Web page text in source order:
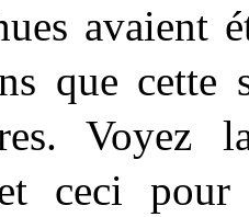
avaient
que cette
Voyez
ceci pour